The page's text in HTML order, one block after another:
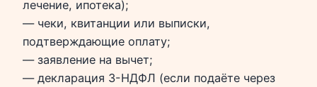
лечение, ипотека);
— чеки, квитанции или выписки,
подтверждающие оплату;
— заявление на вычет;
— декларация 3-НДФЛ (если подаёте через